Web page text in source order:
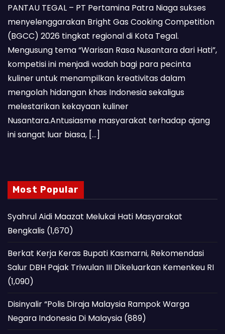
PANTAU TEGAL – PT Pertamina Patra Niaga sukses
menyelenggarakan Bright Gas Cooking Competition
(BGCC) 2026 tingkat regional di Kota Tegal.
Mengusung tema “Warisan Rasa Nusantara dari Hati”,
kompetisi ini menjadi wadah bagi para pecinta
kuliner untuk menampilkan kreativitas dalam
mengolah hidangan khas Indonesia sekaligus
melestarikan kekayaan kuliner
Nusantara.Antusiasme masyarakat terhadap ajang
ini sangat luar biasa, […]
Most Popular
Syahrul Aidi Maazat Melukai Hati Masyarakat
Bengkalis (1,670)
Berkat Kerja Keras Bupati Kasmarni, Rekomendasi
Salur DBH Pajak Triwulan III Dikeluarkan Kemenkeu RI
(1,090)
Disinyalir “Polis Diraja Malaysia Rampok Warga
Negara Indonesia Di Malaysia (889)